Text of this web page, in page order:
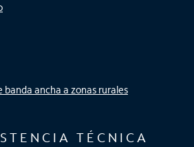
banda ancha a zonas rurales
TÉCNICA